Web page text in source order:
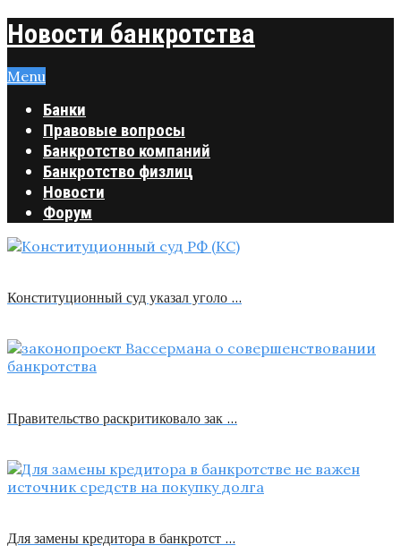
Новости банкротства
Menu
Банки
Правовые вопросы
Банкротство компаний
Банкротство физлиц
Новости
Форум
Конституционный суд указал уголо …
Правительство раскритиковало зак …
Для замены кредитора в банкротст …